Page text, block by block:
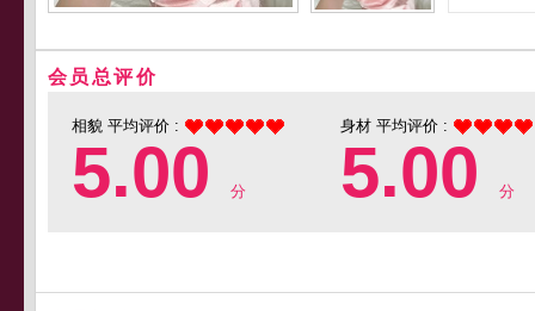
会员总评价
相貌 平均评价 :
5.00 分
身材 平均评价 :
5.00 分